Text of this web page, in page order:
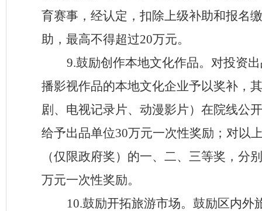
育赛事，经认定 ，扣除上级补助和报名
助，最高不得超过20万元。
9.鼓励创作本地文化作品。对投资
播影视作品的本地文化企业予以奖补 ，
剧、电视记录片、 动漫影片）在院线公
给予出品单位30万元一次性奖励；对以
（仅限政府奖）的一、二、三等奖，分
万元一次性奖励。
10.鼓励开拓旅游市场。 鼓励区内外